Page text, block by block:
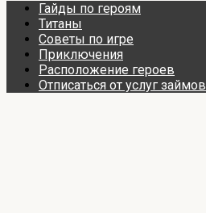
Гайды по героям
Титаны
Советы по игре
Приключения
Расположение героев
Отписаться от услуг займов